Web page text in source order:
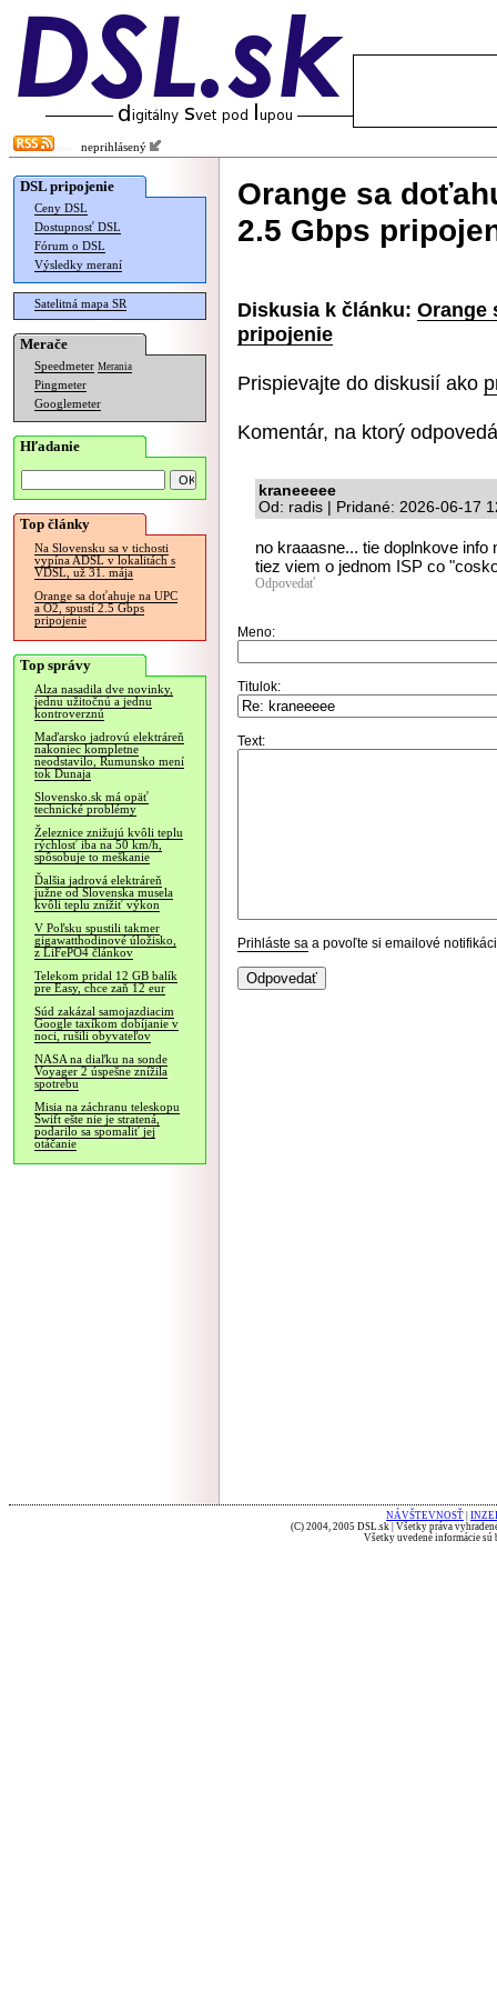
neprihlásený
DSL pripojenie
Ceny DSL
Dostupnosť DSL
Fórum o DSL
Výsledky meraní
Satelitná mapa SR
Merače
Speedmeter Merania
Pingmeter
Googlemeter
Hľadanie
Top články
Na Slovensku sa v tichosti
vypína ADSL v lokalitách s
VDSL, už 31. mája
Orange sa doťahuje na UPC
a O2, spustí 2.5 Gbps
pripojenie
Top správy
Alza nasadila dve novinky,
jednu užitočnú a jednu
kontroverznú
Maďarsko jadrovú elektráreň
nakoniec kompletne
neodstavilo, Rumunsko mení
tok Dunaja
Slovensko.sk má opäť
technické problémy
Železnice znižujú kvôli teplu
rýchlosť iba na 50 km/h,
spôsobuje to meškanie
Ďalšia jadrová elektráreň
južne od Slovenska musela
kvôli teplu znížiť výkon
V Poľsku spustili takmer
gigawatthodinové úložisko,
z LiFePO4 článkov
Telekom pridal 12 GB balík
pre Easy, chce zaň 12 eur
Súd zakázal samojazdiacim
Google taxíkom dobíjanie v
noci, rušili obyvateľov
NASA na diaľku na sonde
Voyager 2 úspešne znížila
spotrebu
Misia na záchranu teleskopu
Swift ešte nie je stratená,
podarilo sa spomaliť jej
otáčanie
Orange sa
2.5 Gbps
Diskusia k článku: Orange
pripojenie
Prispievajte do diskusií ako
Komentár, na ktorý
kraneeeee
Od: radis | Pridané: 2026-06-17
no kraaasne... tie doplnkove info
tiez viem o jednom ISP co
Odpovedať
Meno:
Titulok:
Text:
Prihláste sa a povoľte si emailové
NÁVŠTEVNOSŤ
(C) 2004, 2005 DSL.sk | Všetky práva
Všetky uvedené informácie sú